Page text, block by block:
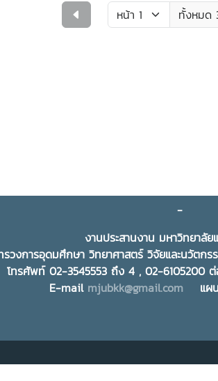
ทั้งหมด
-
งานประสานงาน มหาวิทยาลัย
รวงการอุดมศึกษา วิทยาศาสตร์ วิจัยและนวัต
โทรศัพท์ 02-3545553 ถึง 4 , 02-6105200 ต่
E-mail mjubkk@gmail.com แผน